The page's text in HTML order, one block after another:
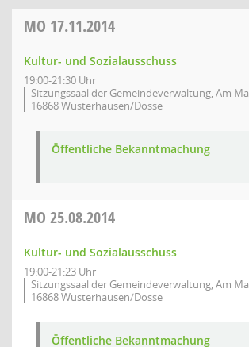
MO 17.11.2014
Kultur- und Sozialausschuss
19:00-21:30 Uhr
Sitzungssaal der Gemeindeverwaltung, Am
16868 Wusterhausen/Dosse
Öffentliche Bekanntmachung
MO 25.08.2014
Kultur- und Sozialausschuss
19:00-21:23 Uhr
Sitzungssaal der Gemeindeverwaltung, Am
16868 Wusterhausen/Dosse
Öffentliche Bekanntmachung